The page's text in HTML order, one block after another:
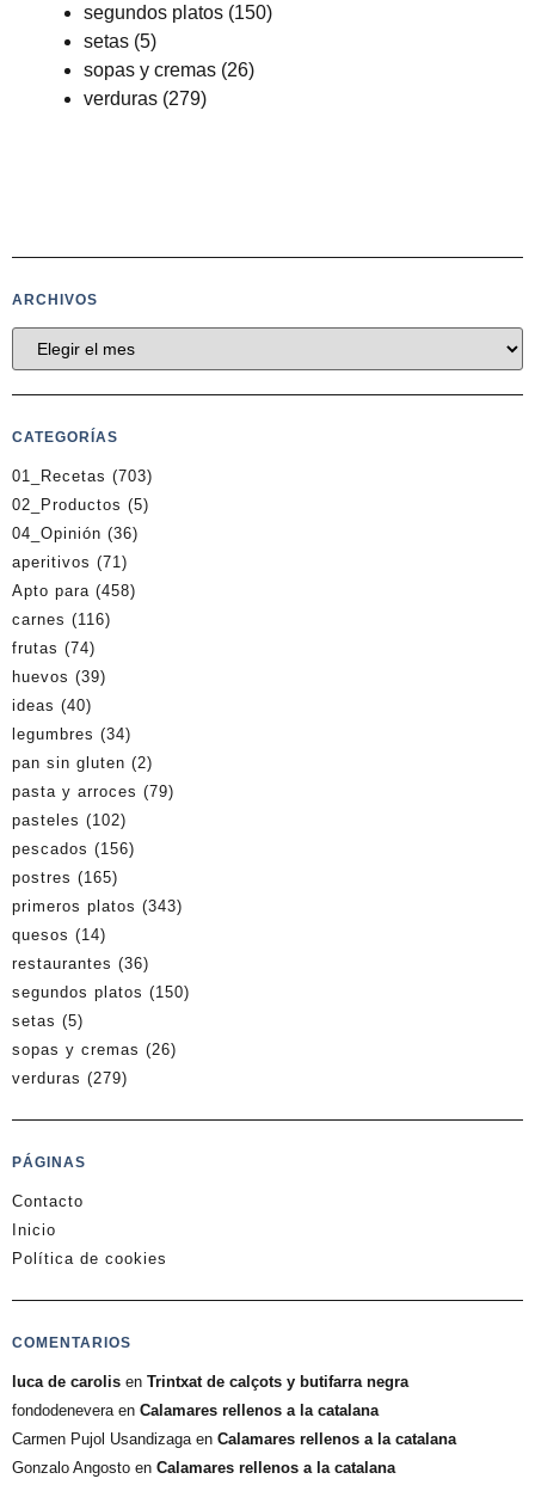
segundos platos (150)
setas (5)
sopas y cremas (26)
verduras (279)
ARCHIVOS
CATEGORÍAS
01_Recetas (703)
02_Productos (5)
04_Opinión (36)
aperitivos (71)
Apto para (458)
carnes (116)
frutas (74)
huevos (39)
ideas (40)
legumbres (34)
pan sin gluten (2)
pasta y arroces (79)
pasteles (102)
pescados (156)
postres (165)
primeros platos (343)
quesos (14)
restaurantes (36)
segundos platos (150)
setas (5)
sopas y cremas (26)
verduras (279)
PÁGINAS
Contacto
Inicio
Política de cookies
COMENTARIOS
luca de carolis en Trintxat de calçots y butifarra negra
fondodenevera en Calamares rellenos a la catalana
Carmen Pujol Usandizaga en Calamares rellenos a la catalana
Gonzalo Angosto en Calamares rellenos a la catalana